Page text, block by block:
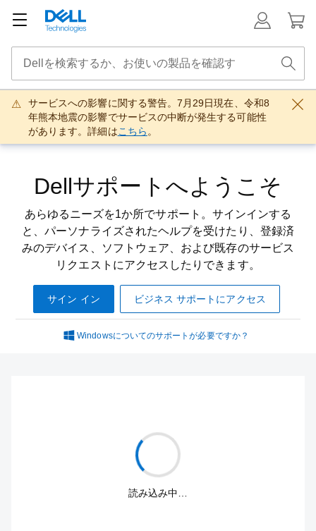
サービスへの影響に関する警告。7月29日現在、令和8
年熊本地震の影響でサービスの中断が発生する可能性
があります。詳細はこちら 。
Dellサポートへようこそ
あらゆるニーズを1か所でサポート。サインインする
と、パーソナライズされたヘルプを受けたり、登録済
みのデバイス、ソフトウェア、および既存のサービス
リクエストにアクセスしたりできます。
サイン イン ビジネス サポートにアクセス
Windowsについてのサポートが必要ですか？
読み込み中…